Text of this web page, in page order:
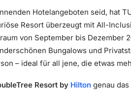
Hotelangeboten seid, hat
Resort überzeugt mit All-
von September bis Dezember
Bungalows und
– ideal für all jene, die etwas
Resort by Hilton genau